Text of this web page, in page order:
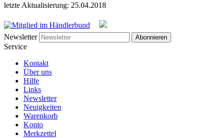
letzte Aktualisierung: 25.04.2018
Newsletter Abonnieren
Service
Kontakt
Über uns
Hilfe
Links
Newsletter
Neuigkeiten
Warenkorb
Konto
Merkzettel